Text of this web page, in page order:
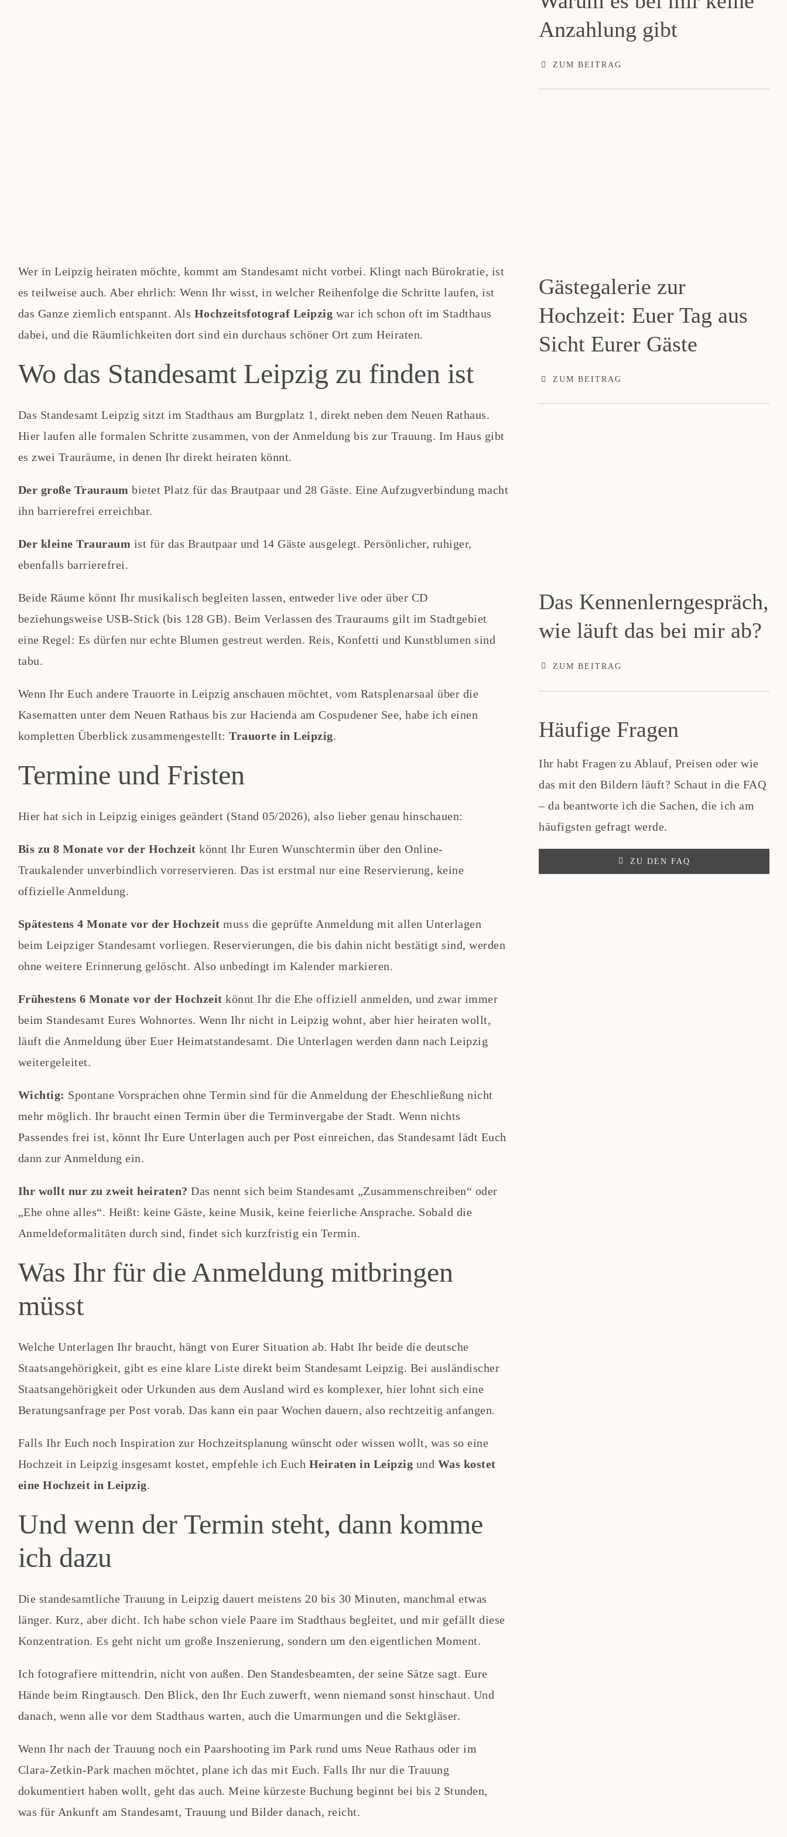
Wer in Leipzig heiraten möchte, kommt am Standesamt nicht vorbei. Klingt nach Bürokratie, ist
es teilweise auch. Aber ehrlich: Wenn Ihr wisst, in welcher Reihenfolge die Schritte laufen, ist
das Ganze ziemlich entspannt. Als Hochzeitsfotograf Leipzig war ich schon oft im Stadthaus
dabei, und die Räumlichkeiten dort sind ein durchaus schöner Ort zum Heiraten.
Wo das Standesamt Leipzig zu finden ist
Das Standesamt Leipzig sitzt im Stadthaus am Burgplatz 1, direkt neben dem Neuen Rathaus.
Hier laufen alle formalen Schritte zusammen, von der Anmeldung bis zur Trauung. Im Haus gibt
es zwei Trauräume, in denen Ihr direkt heiraten könnt.
Der große Trauraum bietet Platz für das Brautpaar und 28 Gäste. Eine Aufzugverbindung macht
ihn barrierefrei erreichbar.
Der kleine Trauraum ist für das Brautpaar und 14 Gäste ausgelegt. Persönlicher, ruhiger,
ebenfalls barrierefrei.
Beide Räume könnt Ihr musikalisch begleiten lassen, entweder live oder über CD
beziehungsweise USB-Stick (bis 128 GB). Beim Verlassen des Trauraums gilt im Stadtgebiet
eine Regel: Es dürfen nur echte Blumen gestreut werden. Reis, Konfetti und Kunstblumen sind
tabu.
Wenn Ihr Euch andere Trauorte in Leipzig anschauen möchtet, vom Ratsplenarsaal über die
Kasematten unter dem Neuen Rathaus bis zur Hacienda am Cospudener See, habe ich einen
kompletten Überblick zusammengestellt: Trauorte in Leipzig.
Termine und Fristen
Hier hat sich in Leipzig einiges geändert (Stand 05/2026), also lieber genau hinschauen:
Bis zu 8 Monate vor der Hochzeit könnt Ihr Euren Wunschtermin über den Online-
Traukalender unverbindlich vorreservieren. Das ist erstmal nur eine Reservierung, keine
offizielle Anmeldung.
Spätestens 4 Monate vor der Hochzeit muss die geprüfte Anmeldung mit allen Unterlagen
beim Leipziger Standesamt vorliegen. Reservierungen, die bis dahin nicht bestätigt sind, werden
ohne weitere Erinnerung gelöscht. Also unbedingt im Kalender markieren.
Frühestens 6 Monate vor der Hochzeit könnt Ihr die Ehe offiziell anmelden, und zwar immer
beim Standesamt Eures Wohnortes. Wenn Ihr nicht in Leipzig wohnt, aber hier heiraten wollt,
läuft die Anmeldung über Euer Heimatstandesamt. Die Unterlagen werden dann nach Leipzig
weitergeleitet.
Wichtig: Spontane Vorsprachen ohne Termin sind für die Anmeldung der Eheschließung nicht
mehr möglich. Ihr braucht einen Termin über die Terminvergabe der Stadt. Wenn nichts
Passendes frei ist, könnt Ihr Eure Unterlagen auch per Post einreichen, das Standesamt lädt Euch
dann zur Anmeldung ein.
Ihr wollt nur zu zweit heiraten? Das nennt sich beim Standesamt „Zusammenschreiben“ oder
„Ehe ohne alles“. Heißt: keine Gäste, keine Musik, keine feierliche Ansprache. Sobald die
Anmeldeformalitäten durch sind, findet sich kurzfristig ein Termin.
Was Ihr für die Anmeldung mitbringen
müsst
Welche Unterlagen Ihr braucht, hängt von Eurer Situation ab. Habt Ihr beide die deutsche
Staatsangehörigkeit, gibt es eine klare Liste direkt beim Standesamt Leipzig. Bei ausländischer
Staatsangehörigkeit oder Urkunden aus dem Ausland wird es komplexer, hier lohnt sich eine
Beratungsanfrage per Post vorab. Das kann ein paar Wochen dauern, also rechtzeitig anfangen.
Falls Ihr Euch noch Inspiration zur Hochzeitsplanung wünscht oder wissen wollt, was so eine
Hochzeit in Leipzig insgesamt kostet, empfehle ich Euch Heiraten in Leipzig und Was kostet
eine Hochzeit in Leipzig.
Und wenn der Termin steht, dann komme
ich dazu
Die standesamtliche Trauung in Leipzig dauert meistens 20 bis 30 Minuten, manchmal etwas
länger. Kurz, aber dicht. Ich habe schon viele Paare im Stadthaus begleitet, und mir gefällt diese
Konzentration. Es geht nicht um große Inszenierung, sondern um den eigentlichen Moment.
Ich fotografiere mittendrin, nicht von außen. Den Standesbeamten, der seine Sätze sagt. Eure
Hände beim Ringtausch. Den Blick, den Ihr Euch zuwerft, wenn niemand sonst hinschaut. Und
danach, wenn alle vor dem Stadthaus warten, auch die Umarmungen und die Sektgläser.
Wenn Ihr nach der Trauung noch ein Paarshooting im Park rund ums Neue Rathaus oder im
Clara-Zetkin-Park machen möchtet, plane ich das mit Euch. Falls Ihr nur die Trauung
dokumentiert haben wollt, geht das auch. Meine kürzeste Buchung beginnt bei bis 2 Stunden,
was für Ankunft am Standesamt, Trauung und Bilder danach, reicht.
Anzahlung gibt
ZUM BEITRAG
Gästegalerie zur
Hochzeit: Euer Tag aus
Sicht Eurer Gäste
ZUM BEITRAG
Das Kennenlerngespräch,
wie läuft das bei mir ab?
ZUM BEITRAG
Häufige Fragen
Ihr habt Fragen zu Ablauf, Preisen oder wie
das mit den Bildern läuft? Schaut in die FAQ
– da beantworte ich die Sachen, die ich am
häufigsten gefragt werde.
ZU DEN FAQ